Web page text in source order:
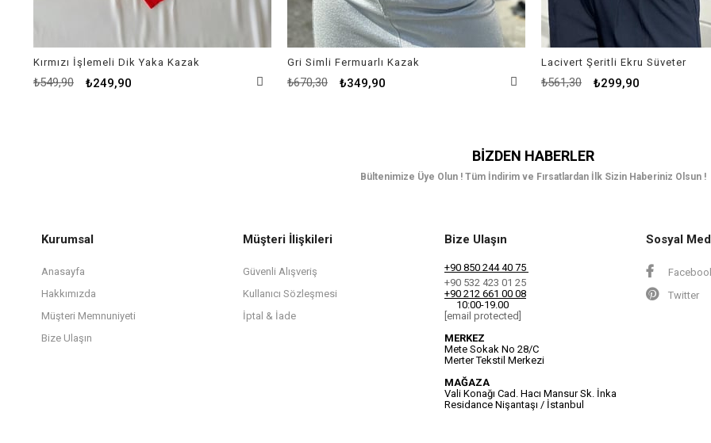
Kırmızı İşlemeli Dik Yaka Kazak
₺249,90
₺549,90
Gri Simli Fermuarlı Kazak
₺349,90
₺670,30
Lacivert Şeritli Ekru Süveter
₺299,90
₺561,30
BIZDEN HABERLER
Bültenimize Üye Olun ! Tüm İndirim ve Fırsatlardan İlk Sizin Haberiniz Olsun !
Kurumsal
Anasayfa
Hakkımızda
Müşteri Memnuniyeti
Bize Ulaşın
Müşteri İlişkileri
Güvenli Alışveriş
Kullanıcı Sözleşmesi
İptal & İade
Bize Ulaşın
+90 850 244 40 75
+90 532 423 01 25
+90 212 661 00 08
10:00-19.00
[email protected]
MERKEZ
Mete Sokak No 28/C
Merter Tekstil Merkezi
MAĞAZA
Vali Konağı Cad. Hacı Mansur Sk. İnka
Residance Nişantaşı / İstanbul
Sosyal
Twitter